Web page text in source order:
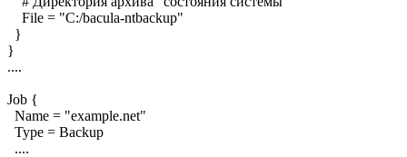
File = "C:/bacula-ntbackup"
}
}
....
Job {
Name = "example.net"
Type = Backup
....